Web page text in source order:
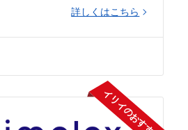
詳しくはこちら
イリイのおすすめ！